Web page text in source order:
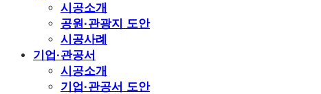
시공소개
공원·관광지 도안
시공사례
기업·관공서
시공소개
기업·관공서 도안